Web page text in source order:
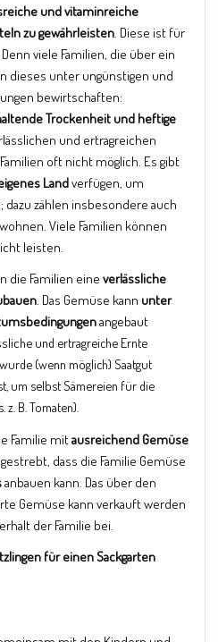
und vitaminreiche
zu gewährleisten . Diese ist für
viele Familien, die über ein
dieses unter ungünstigen und
bewirtschaften:
Trockenheit und heftige
und ertragreichen
oft nicht möglich. Es gibt
Landverfügen, um
dazu zählen insbesondere auch
Viele Familien können
leisten.
die Familien eineverlässliche
. Das Gemüse kann unter
angebaut
he und ertragreiche Ernte
(wenn möglich) Saatgut
um selbst Sämereien für die
B. Tomaten).
Familie mitausreichend Gemüse
dass die Familie Gemüse
anbauen kann. Das über den
Gemüse kann verkauft werden
der Familie bei.
für einen Sackgarten